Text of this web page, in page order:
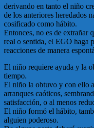
derivando en tanto el niño
de los anteriores heredados
cosificado como hábito.
Entonces, no es de extrañar
real o sentida, el EGO haga
reacciones de manera
El niño requiere ayuda y la
tiempo.
El niño la obtuvo y con ello
arranques caóticos,
satisfacción, o al menos
El niño formó el hábito,
alguien poderoso.